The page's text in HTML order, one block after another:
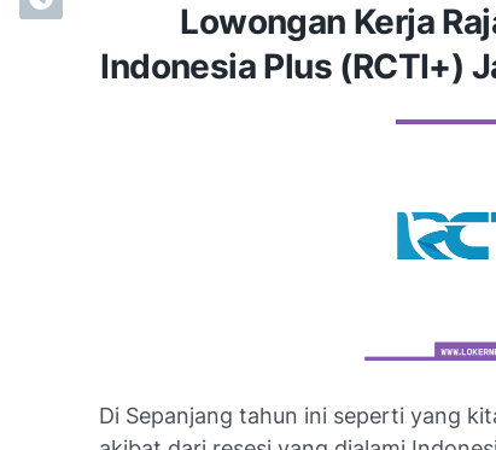
Lowongan Kerja
Indonesia Plus (RCTI+)
Di Sepanjang tahun ini seperti yang